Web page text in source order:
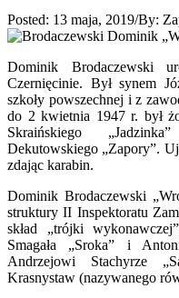
Posted: 13 maja, 2019/By:
Dominik Brodaczewski
Czernięcinie. Był synem
szkoły powszechnej i z
do 2 kwietnia 1947 r. był
Skraińskiego
Dekutowskiego „Zapory”.
zdając karabin.
Dominik Brodaczewski
struktury II Inspektoratu
skład „trójki
Smagała „Sroka” i
Andrzejowi Stachyrze
Krasnystaw (nazywanego